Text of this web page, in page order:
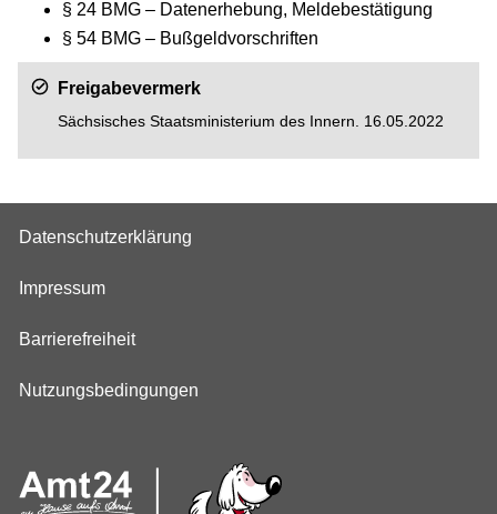
§ 24 BMG – Datenerhebung, Meldebestätigung
§ 54 BMG – Bußgeldvorschriften
Freigabevermerk
Sächsisches Staatsministerium des Innern. 16.05.2022
Datenschutzerklärung
Impressum
Barrierefreiheit
Nutzungsbedingungen